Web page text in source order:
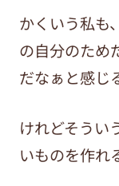
かくいう私も
の自分のため
だなぁと感じ
けれどそうい
いものを作れ